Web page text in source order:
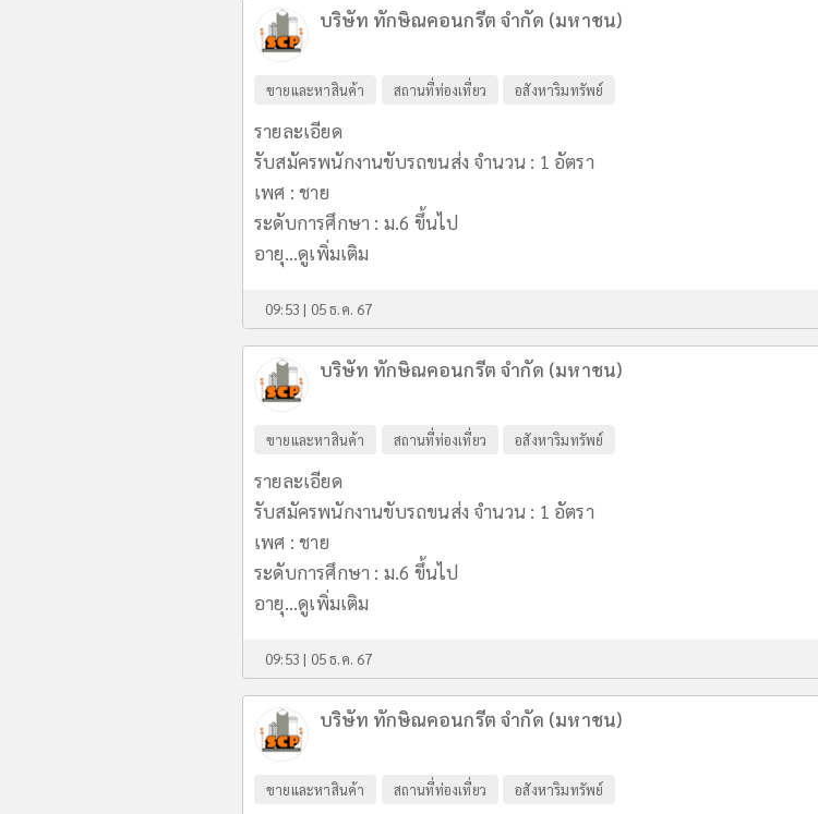
บริษัท ทักษิณคอนกรีต จำกัด (มหาชน)
ขายและหาสินค้า สถานที่ท่องเที่ยว อสังหาริมทรัพย์
รายละเอียด
รับสมัครพนักงานขับรถขนส่ง จำนวน : 1 อัตรา
เพศ : ชาย
ระดับการศึกษา : ม.6 ขึ้นไป
อายุ...ดูเพิ่มเติม
09:53 | 05 ธ.ค. 67
บริษัท ทักษิณคอนกรีต จำกัด (มหาชน)
ขายและหาสินค้า สถานที่ท่องเที่ยว อสังหาริมทรัพย์
รายละเอียด
รับสมัครพนักงานขับรถขนส่ง จำนวน : 1 อัตรา
เพศ : ชาย
ระดับการศึกษา : ม.6 ขึ้นไป
อายุ...ดูเพิ่มเติม
09:53 | 05 ธ.ค. 67
บริษัท ทักษิณคอนกรีต จำกัด (มหาชน)
ขายและหาสินค้า สถานที่ท่องเที่ยว อสังหาริมทรัพย์